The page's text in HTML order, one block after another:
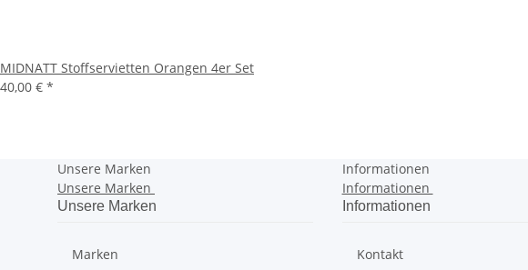
MIDNATT Stoffservietten Orangen 4er Set
40,00 € *
Unsere Marken
Unsere Marken
Unsere Marken
Marken
Informationen
Informationen
Informationen
Kontakt